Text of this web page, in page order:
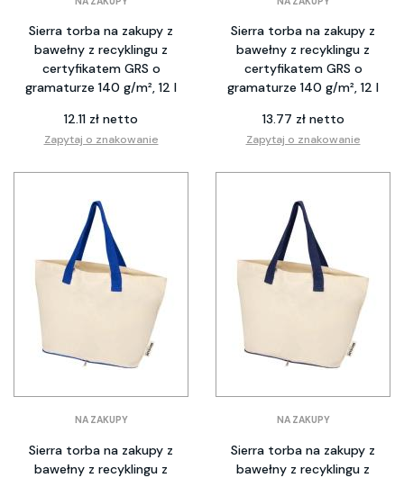
Sierra torba na zakupy z
bawełny z recyklingu z
certyfikatem GRS o
gramaturze 140 g/m², 12 l
12.11 zł netto
Zapytaj o znakowanie
Sierra torba na zakupy z
bawełny z recyklingu z
certyfikatem GRS o
gramaturze 140 g/m², 12 l
13.77 zł netto
Zapytaj o znakowanie
NA ZAKUPY
Sierra torba na zakupy z
bawełny z recyklingu z
NA ZAKUPY
Sierra torba na zakupy z
bawełny z recyklingu z